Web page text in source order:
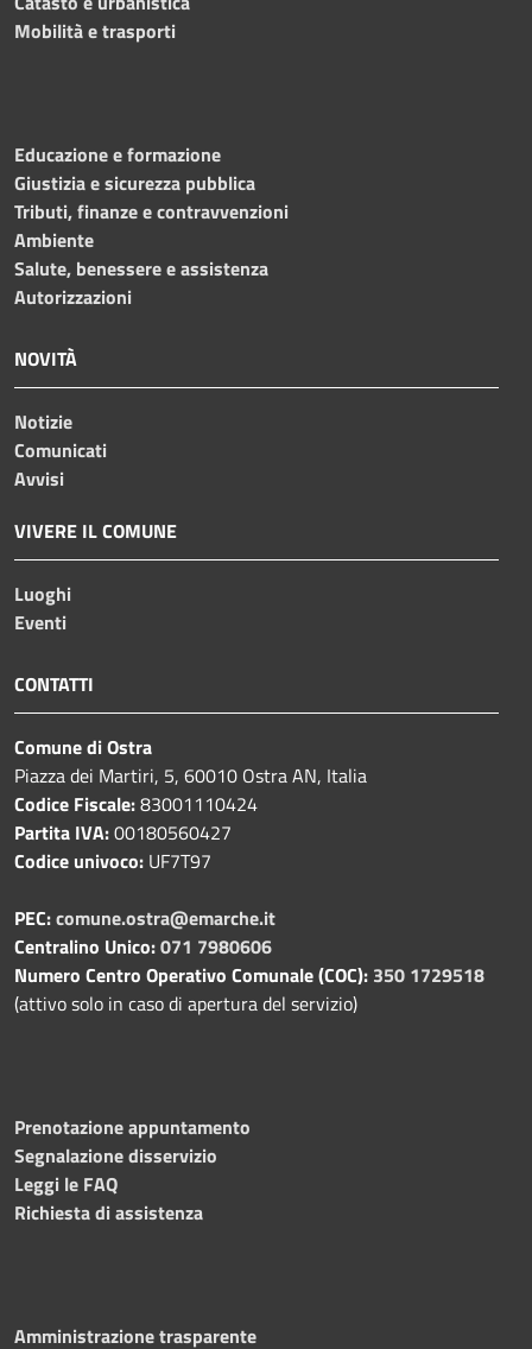
Mobilità e trasporti
Educazione e formazione
Giustizia e sicurezza pubblica
Tributi, finanze e contravvenzioni
Ambiente
Salute, benessere e assistenza
Autorizzazioni
NOVITÀ
Notizie
Comunicati
Avvisi
VIVERE IL COMUNE
Luoghi
Eventi
CONTATTI
Comune di Ostra
Piazza dei Martiri, 5, 60010 Ostra AN, Italia
Codice Fiscale:83001110424
Partita IVA:00180560427
Codice univoco: UF7T97
PEC:comune.ostra@emarche.it
Centralino Unico:071 7980606
Numero Centro Operativo Comunale (COC): 350 1729518
(attivo solo in caso di apertura del servizio)
Prenotazione appuntamento
Segnalazione disservizio
Leggi le FAQ
Richiesta di assistenza
Amministrazione trasparente